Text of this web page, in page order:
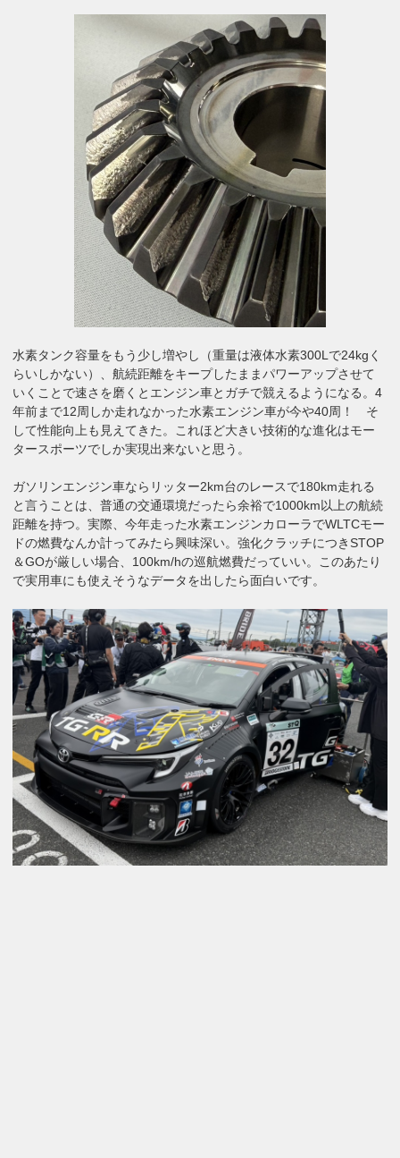
水素タンク容量をもう少し増やし（重量は液体水素300Lで24kgく
らいしかない）、航続距離をキープしたままパワーアップさせて
いくことで速さを磨くとエンジン車とガチで競えるようになる。4
年前まで12周しか走れなかった水素エンジン車が今や40周！ そ
して性能向上も見えてきた。これほど大きい技術的な進化はモー
タースポーツでしか実現出来ないと思う。
ガソリンエンジン車ならリッター2km台のレースで180km走れる
と言うことは、普通の交通環境だったら余裕で1000km以上の航続
距離を持つ。実際、今年走った水素エンジンカローラでWLTCモー
ドの燃費なんか計ってみたら興味深い。強化クラッチにつきSTOP
＆GOが厳しい場合、100km/hの巡航燃費だっていい。このあたり
で実用車にも使えそうなデータを出したら面白いです。